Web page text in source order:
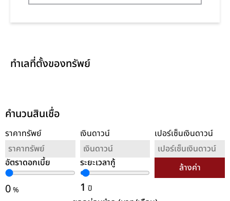
ทำเลที่ตั้งของทรัพย์
คำนวนสินเชื่อ
ราคาทรัพย์ เงินดาวน์ เปอร์เซ็นเงินดาวน์
อัตราดอกเบี้ย
0%
ระยะเวลากู้
1 ปี
ล้างค่า